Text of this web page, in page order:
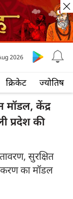
क्रिकेट ज्योतिष
2026
केंद्र
प्रदेश की
सुरक्षित
का मॉडल